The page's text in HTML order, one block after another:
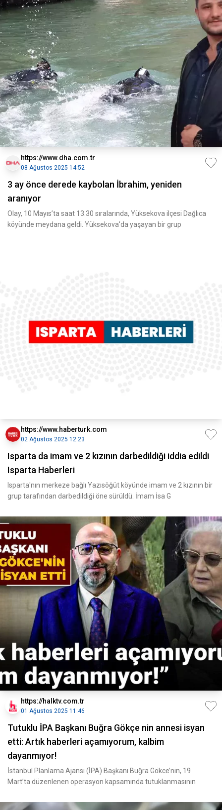
https://www.dha.com.tr
08 Ağustos 2025 14:52
3 ay önce derede kaybolan İbrahim, yeniden
aranıyor
Olay, 10 Mayıs’ta saat 13.30 sıralarında, Yüksekova ilçesi Dağlıca
köyünde meydana geldi. Yüksekova'da yaşayan bir grup
https://www.haberturk.com
02 Ağustos 2025 12:23
Isparta da imam ve 2 kızının darbedildiği iddia edildi
Isparta Haberleri
Isparta'nın merkeze bağlı Yazısöğüt köyünde imam ve 2 kızının bir
grup tarafından darbedildiği öne sürüldü. İmam İsa G
https://halktv.com.tr
01 Ağustos 2025 11:46
Tutuklu İPA Başkanı Buğra Gökçe nin annesi isyan
etti: Artık haberleri açamıyorum, kalbim
dayanmıyor!
İstanbul Planlama Ajansı (İPA) Başkanı Buğra Gökce’nin, 19
Mart’ta düzenlenen operasyon kapsamında tutuklanmasının